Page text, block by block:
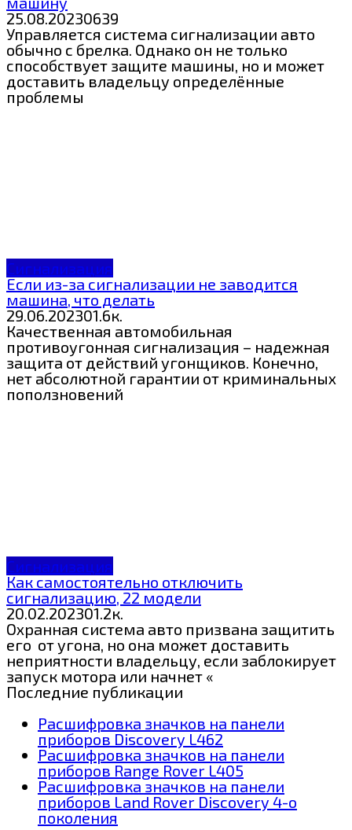
25.08.20230639
Управляется система сигнализации авто
обычно с брелка. Однако он не только
способствует защите машины, но и может
доставить владельцу определённые
проблемы
Сигнализация
Если из-за сигнализации не заводится
машина, что делать
29.06.202301.6к.
Качественная автомобильная
противоугонная сигнализация – надежная
защита от действий угонщиков. Конечно,
нет абсолютной гарантии от криминальных
поползновений
Сигнализация
Как самостоятельно отключить
сигнализацию, 22 модели
20.02.202301.2к.
Охранная система авто призвана защитить
его от угона, но она может доставить
неприятности владельцу, если заблокирует
запуск мотора или начнет «
Последние публикации
Расшифровка значков на панели
приборов Discovery L462
Расшифровка значков на панели
приборов Range Rover L405
Расшифровка значков на панели
приборов Land Rover Discovery 4-о
поколения